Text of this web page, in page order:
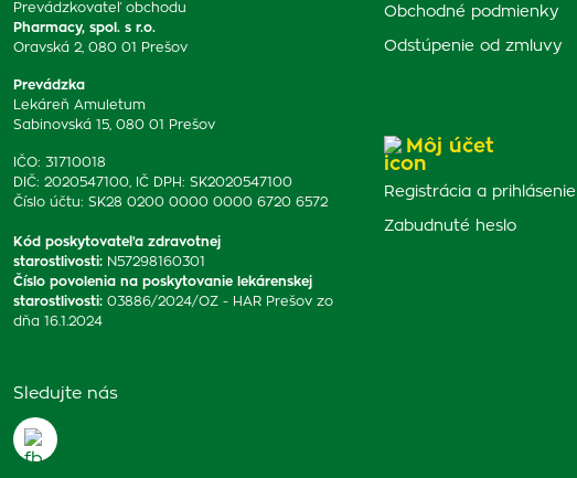
Prevádzkovateľ obchodu
Pharmacy, spol. s r.o.
Oravská 2, 080 01 Prešov
Prevádzka
Lekáreň Amuletum
Sabinovská 15, 080 01 Prešov
IČO: 31710018
DIČ: 2020547100, IČ DPH: SK2020547100
Číslo účtu: SK28 0200 0000 0000 6720 6572
Kód poskytovateľa zdravotnej
starostlivosti: N57298160301
Číslo povolenia na poskytovanie lekárenskej
starostlivosti: 03886/2024/OZ - HAR Prešov zo
dňa 16.1.2024
Sledujte nás
Obchodné podmienky
Odstúpenie od zmluvy
Môj účet
Registrácia a prihlásenie
Zabudnuté heslo